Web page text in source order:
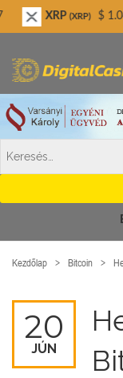
Kezdőlap Bitcoin
20
JÚN
(XRP) $ 1.04
Digitalcash.hu